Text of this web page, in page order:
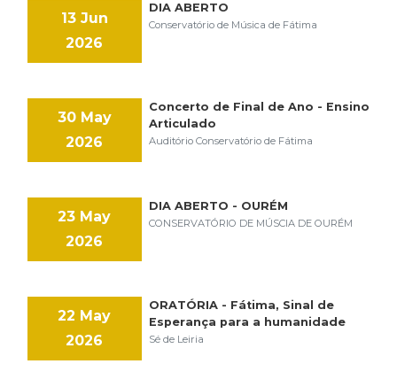
13 Jun
2026
DIA ABERTO
Conservatório de Música de Fátima
30 May
2026
Concerto de Final de Ano - Ensino
Articulado
Auditório Conservatório de Fátima
23 May
2026
DIA ABERTO - OURÉM
CONSERVATÓRIO DE MÚSCIA DE OURÉM
22 May
2026
ORATÓRIA - Fátima, Sinal de
Esperança para a humanidade
Sé de Leiria